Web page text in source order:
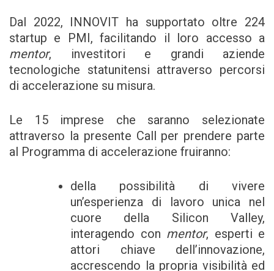
Dal 2022, INNOVIT ha supportato oltre 224
startup e PMI, facilitando il loro accesso a
mentor, investitori e grandi aziende
tecnologiche statunitensi attraverso percorsi
di accelerazione su misura.
Le 15 imprese che saranno selezionate
attraverso la presente Call per prendere parte
al Programma di accelerazione fruiranno:
della possibilità di vivere
un’esperienza di lavoro unica nel
cuore della Silicon Valley,
interagendo con mentor, esperti e
attori chiave dell’innovazione,
accrescendo la propria visibilità ed